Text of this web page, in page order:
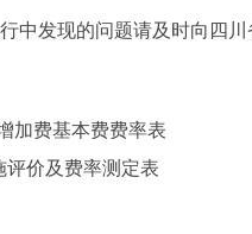
中发现的问题请及时向四
加费基本费费率表
价及费率测定表